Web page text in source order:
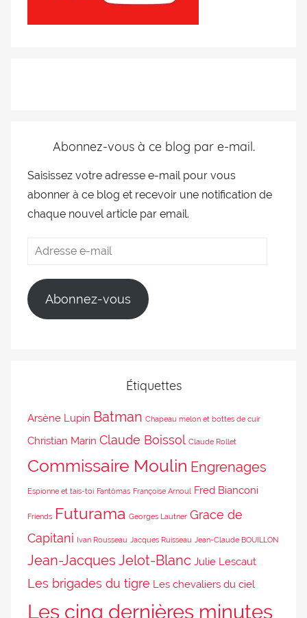
Abonnez-vous à ce blog par e-mail.
Saisissez votre adresse e-mail pour vous
abonner à ce blog et recevoir une notification de
chaque nouvel article par email.
Abonnez-vous
Étiquettes
Arsène Lupin Batman Chapeau melon et bottes de cuir
Christian Marin Claude Boissol Claude Rollet
Commissaire Moulin Engrenages
Espionne et tais-toi Fantômas Françoise Arnoul Fred Bianconi
Friends Futurama Georges Lautner Grace de
Capitani Ivan Rousseau Jacques Ruisseau Jean-Claude BOUILLON
Jean-Jacques Jelot-Blanc Julie Lescaut
Les brigades du tigre Les chevaliers du ciel
Les cinq dernières minutes